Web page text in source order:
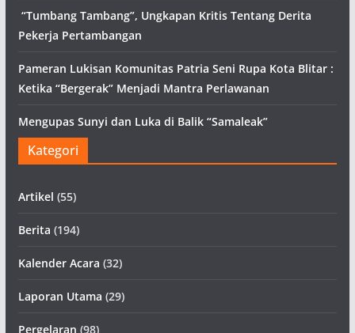
“Tumbang Tambang”, Ungkapan Kritis Tentang Derita
Pekerja Pertambangan
Pameran Lukisan Komunitas Patria Seni Rupa Kota Blitar :
Ketika “Bergerak” Menjadi Mantra Perlawanan
Mengupas Sunyi dan Luka di Balik “Samaleak”
Kategori
Artikel (55)
Berita (194)
Kalender Acara (32)
Laporan Utama (29)
Pergelaran (98)